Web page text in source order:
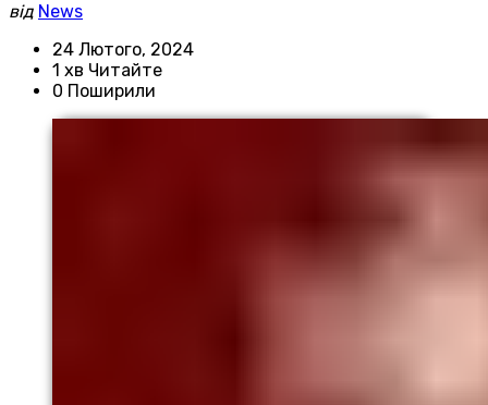
від News
24 Лютого, 2024
1 хв Читайте
0 Поширили